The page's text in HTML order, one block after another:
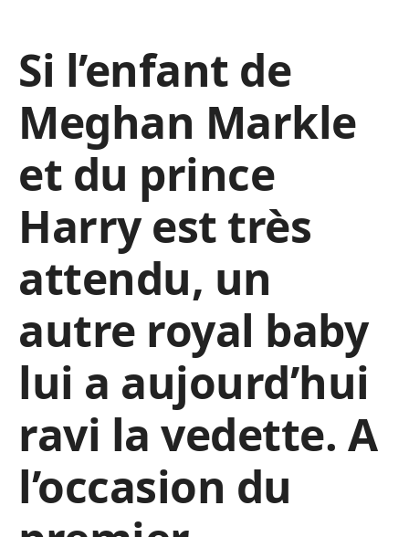
Si l’enfant de
Meghan Markle
et du prince
Harry est très
attendu, un
autre royal baby
lui a aujourd’hui
ravi la vedette. A
l’occasion du